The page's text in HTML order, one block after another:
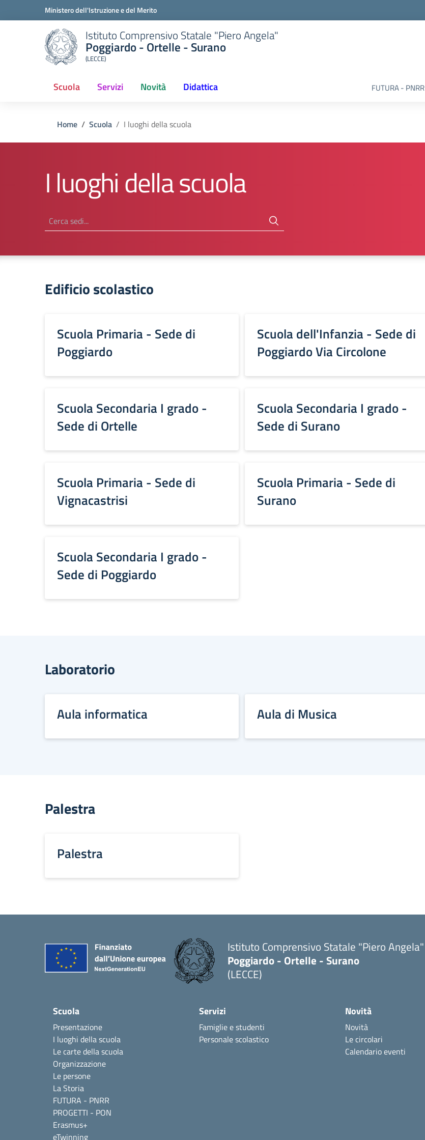
Ministero dell'Istruzione e del Merito
Istituto Comprensivo Statale "Piero Angela"
Poggiardo - Ortelle - Surano
(LECCE)
Scuola Servizi Novità Didattica FUTURA - PNRR
Home Scuola I luoghi della scuola
I luoghi della scuola
Cerca strutture organizzative...
Edificio scolastico
Scuola Primaria - Sede di
Poggiardo
Scuola dell'Infanzia - Sede di
Poggiardo Via Circolone
Scuola Secondaria I grado -
Sede di Ortelle
Scuola Secondaria I grado -
Sede di Surano
Scuola Primaria - Sede di
Vignacastrisi
Scuola Primaria - Sede di
Surano
Scuola Secondaria I grado -
Sede di Poggiardo
Laboratorio
Aula informatica Aula di Musica
Palestra
Palestra
Istituto Comprensivo Statale "Piero Angela"
Poggiardo - Ortelle - Surano
(LECCE)
Scuola
Presentazione
I luoghi della scuola
Le carte della scuola
Organizzazione
Le persone
La Storia
FUTURA - PNRR
PROGETTI - PON
Erasmus+
eTwinning
Servizi
Famiglie e studenti
Personale scolastico
Novità
Novità
Le circolari
Calendario eventi